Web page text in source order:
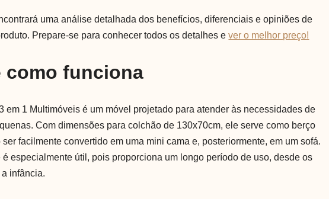
uma análise detalhada dos benefícios, diferenciais e opiniões de
Prepare-se para conhecer todos os detalhes ever o melhor preço!
como funciona
em 1 Multimóveis é um móvel projetado para atender às necessidades de
Com dimensões para colchão de 130x70cm, ele serve como berço
facilmente convertido em uma mini cama e, posteriormente, em um sofá.
especialmente útil, pois proporciona um longo período de uso, desde os
infância.